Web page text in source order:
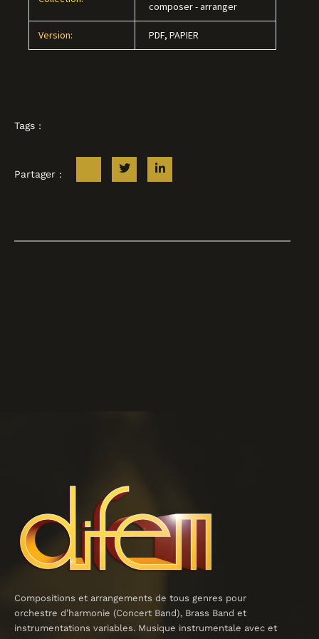
composer - arranger
Version: PDF, PAPIER
Tags :
Partager :
Compositions et arrangements de tous genres pour
orchestre d’harmonie (Concert Band), Brass Band et
instrumentations variables. Musique instrumentale avec et